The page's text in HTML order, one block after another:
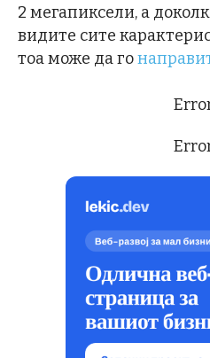
2 мегапиксели, а
видите сите
тоа може да го